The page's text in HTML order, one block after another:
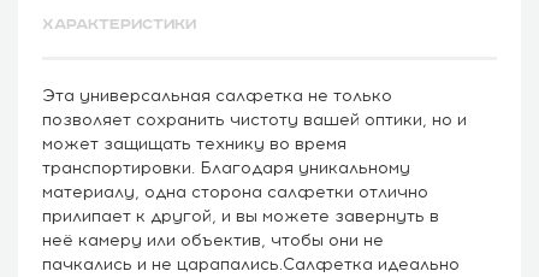
ХАРАКТЕРИСТИКИ
Эта универсальная салфетка не только
позволяет сохранить чистоту вашей оптики, но и
может защищать технику во время
транспортировки. Благодаря уникальному
материалу, одна сторона салфетки отлично
прилипает к другой, и вы можете завернуть в
неё камеру или объектив, чтобы они не
пачкались и не царапались.Салфетка идеально